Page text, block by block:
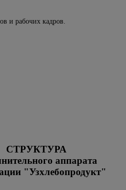
и рабочих кадров.
СТРУКТУРА
аппарата
"Узхлебопродукт"